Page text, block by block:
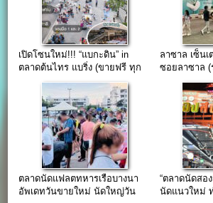
เปิดโซนใหม่!!! “แบกะดิน” in
ตลาดต้นไทร แบริ่ง (ขายฟรี ทุก
ลาซาล เซ็น
ซอยลาซาล (
ตลาดนัดแฟลตทหารเรือบางนา
อัพเดทวันขายใหม่ นัดใหญ่วัน
“ตลาดนัดสอ
นัดแนวใหม่